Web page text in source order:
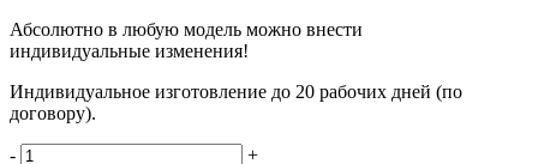
Абсолютно в любую модель можно внести
индивидуальные изменения!
Индивидуальное изготовление до 20 рабочих дней (по
договору).
-
+